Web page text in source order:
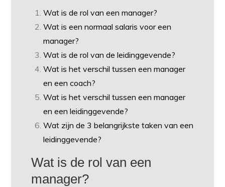
Wat is de rol van een manager?
Wat is een normaal salaris voor een
manager?
Wat is de rol van de leidinggevende?
Wat is het verschil tussen een manager
en een coach?
Wat is het verschil tussen een manager
en een leidinggevende?
Wat zijn de 3 belangrijkste taken van een
leidinggevende?
Wat is de rol van een
manager?